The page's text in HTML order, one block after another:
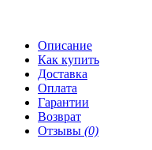
Описание
Как купить
Доставка
Оплата
Гарантии
Возврат
Отзывы (0)